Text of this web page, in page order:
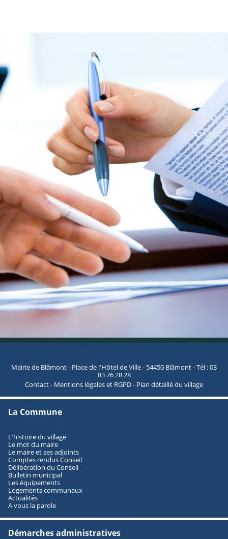
Mairie de Blâmont - Place de l'Hôtel de Ville - 54450 Blâmont - Tél : 03
83 76 28 28
Contact- Mentions légales et RGPD- Plan détaillé du village
La Commune
L'histoire du village
Le mot du maire
Le maire et ses adjoints
Comptes rendus Conseil
Délibération du Conseil
Bulletin municipal
Les équipements
Logements communaux
Actualités
A vous la parole
Démarches administratives